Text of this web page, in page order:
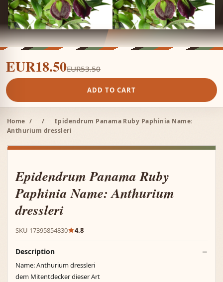
EUR18.50EUR53.50
ADD TO CART
Home / /
Epidendrum Panama Ruby Paphinia Name:
Anthurium dressleri
Epidendrum Panama Ruby
Paphinia Name: Anthurium
dressleri
SKU 17395854830 4.8
Description
Name: Anthurium dressleri
dem Mitentdecker dieser Art